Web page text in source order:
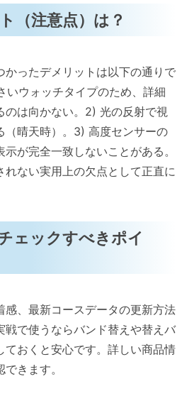
（注意点）は？
かったデメリットは以下の通りで
いウォッチタイプのため、詳細
のは向かない。2) 光の反射で視
（晴天時）。3) 高度センサーの
が完全一致しないことがある。
れない実用上の欠点として正直に
ェックすべきポイ
感、最新コースデータの更新方法
戦で使うならバンド替えや替えバ
ておくと安心です。詳しい商品情
きます。